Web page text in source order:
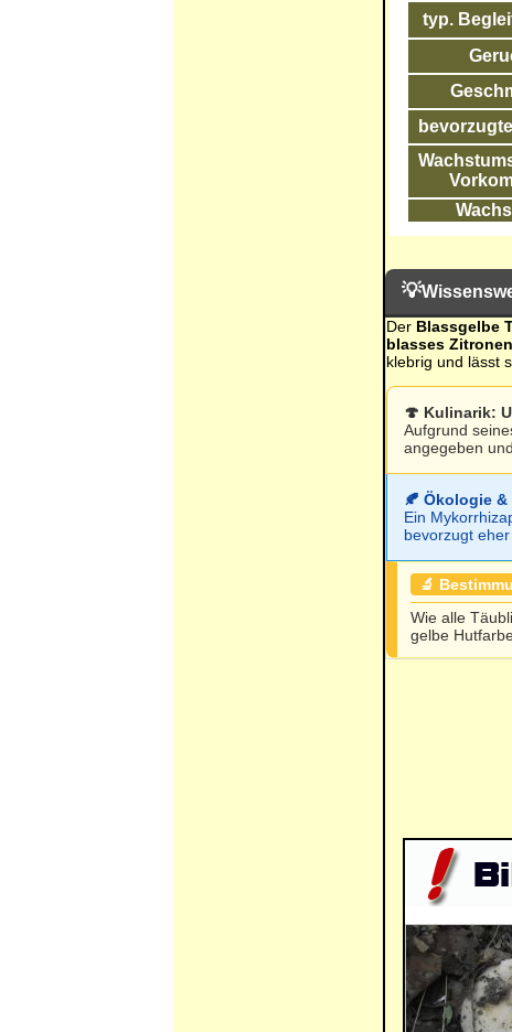
typ.
💡
Der Blassgelbe
blasses
klebrig und lässt
🍄 Kulinarik:
Aufgrund
angegeben
🍂 Ökologie
Ein
bevorzugt
🔬
Wie alle
gelbe